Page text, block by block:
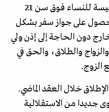
والعمل، شملت التغييرات الرئيسة للنساء فوق سن 21
على جواز سفر بشكل
دون الحاجة إلى إذن ولي
والطلاق، والحق في
الزوج.
خلال العقد الماضي.
جديدا من الاستقلالية